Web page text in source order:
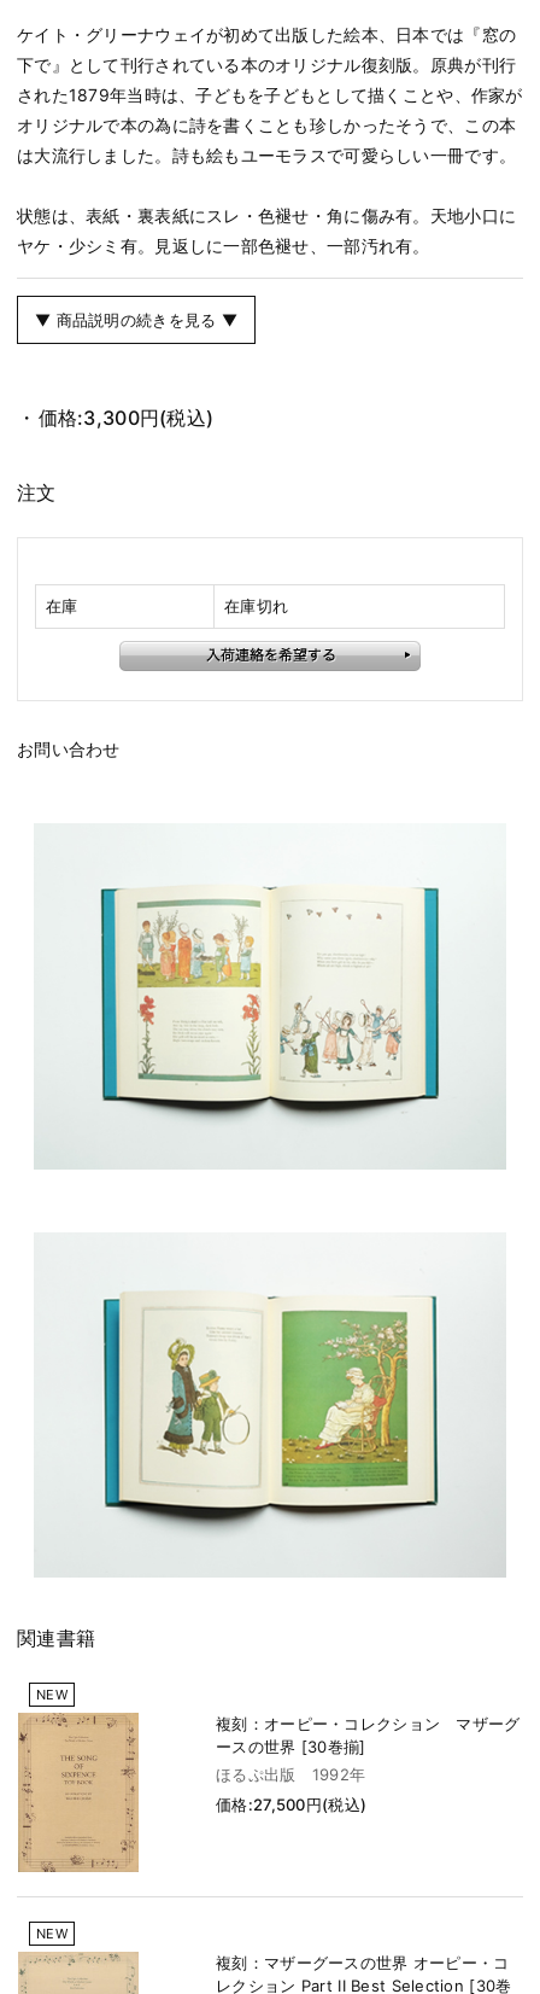
ケイト・グリーナウェイが初めて出版した絵本、日本では『窓の
下で』として刊行されている本のオリジナル復刻版。原典が刊行
された1879年当時は、子どもを子どもとして描くことや、作家が
オリジナルで本の為に詩を書くことも珍しかったそうで、この本
は大流行しました。詩も絵もユーモラスで可愛らしい一冊です。
状態は、表紙・裏表紙にスレ・色褪せ・角に傷み有。天地小口に
ヤケ・少シミ有。見返しに一部色褪せ、一部汚れ有。
▼ 商品説明の続きを見る ▼
価格:3,300円(税込)
注文
在庫 在庫切れ
お問い合わせ
関連書籍
NEW
複刻：オーピー・コレクション マザーグ
ースの世界 [30巻揃]
ほるぷ出版 1992年
価格:27,500円(税込)
NEW
複刻：マザーグースの世界 オーピー・コ
レクション Part II Best Selection [30巻